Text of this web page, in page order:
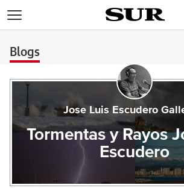
Blogs
Jose Luis Escudero
Tormentas y Rayos
Escudero